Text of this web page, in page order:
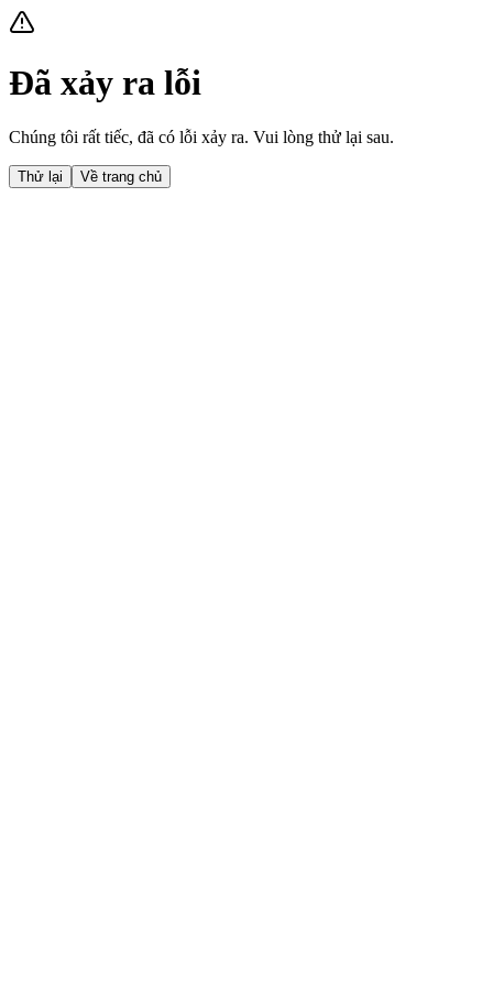
Đã xảy ra lỗi
Chúng tôi rất tiếc, đã có lỗi xảy ra. Vui lòng thử lại sau.
Thử lại Về trang chủ